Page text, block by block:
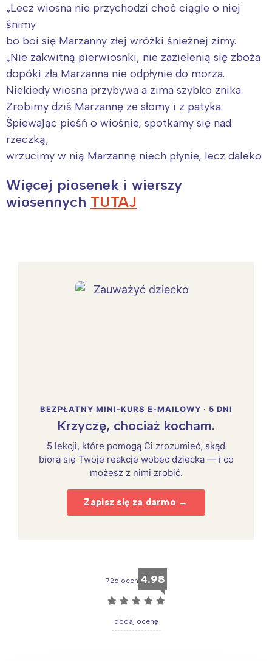
„Lecz wiosna nie przychodzi choć ciągle o niej
śnimy
bo boi się Marzanny złej wróżki śnieżnej zimy.
„Nie zakwitną pierwiosnki, nie zazielenią się zboża
dopóki zła Marzanna nie odpłynie do morza.
Niekiedy wiosna przybywa a zima szybko znika.
Zrobimy dziś Marzannę ze słomy i z patyka.
Śpiewając pieśń o wiośnie, spotkamy się nad
rzeczką,
wrzucimy w nią Marzannę niech płynie, lecz daleko.
Więcej piosenek i wierszy
wiosennych TUTAJ
BEZPŁATNY MINI-KURS E-MAILOWY · 5 DNI
Krzyczę, chociaż kocham.
5 lekcji, które pomogą Ci zrozumieć, skąd
biorą się Twoje reakcje wobec dziecka — i co
możesz z nimi zrobić.
Zapisz się za darmo →
726 ocen 4.98
☆ ☆ ☆ ☆ ☆
dodaj ocenę